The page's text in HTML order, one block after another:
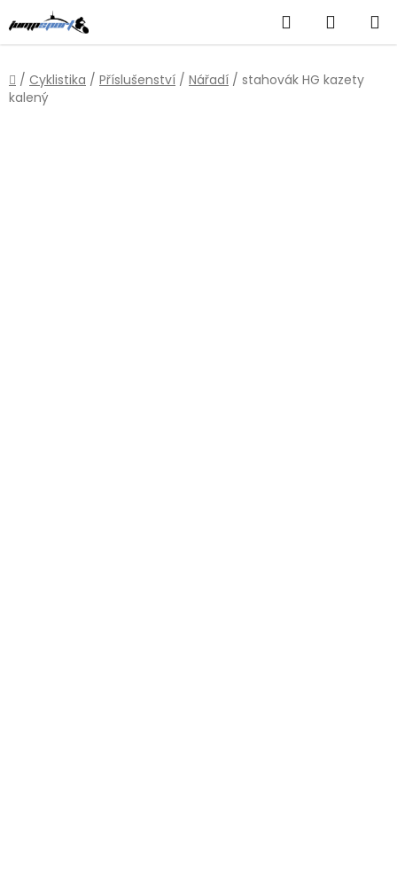
na
obsah
Hledat
KOŠÍK
Domů
/ Cyklistika / Příslušenství / Nářadí / stahovák HG kazety
kalený